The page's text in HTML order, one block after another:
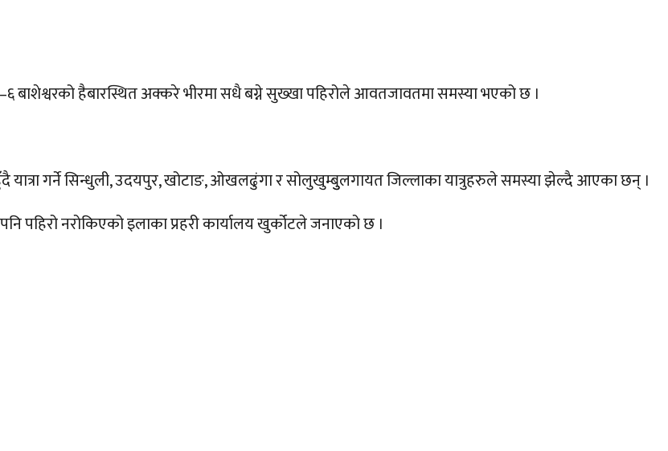
बाशेश्वरको हैबारस्थित अक्करे भीरमा सधै बग्ने सुख्खा पहिरोले आवतजावतमा समस्या भएको छ ।
यात्रा गर्ने सिन्धुली, उदयपुर, खोटाङ, ओखलढुंगा र सोलुखुम्बुुलगायत जिल्लाका यात्रुहरुले समस्या झेल्दै आएका छन् ।
पहिरो नरोकिएको इलाका प्रहरी कार्यालय खुर्कोटले जनाएको छ ।